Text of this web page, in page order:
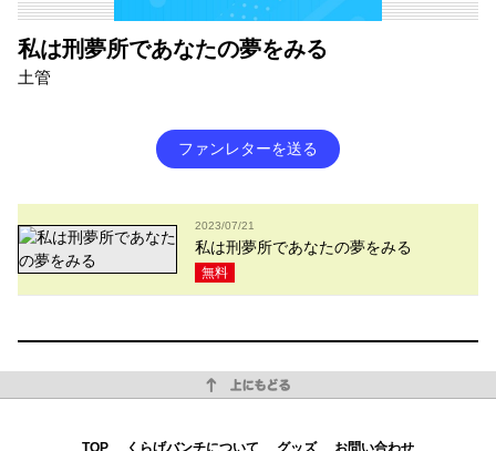
私は刑夢所であなたの夢をみる
土管
ファンレターを送る
2023/07/21
私は刑夢所であなたの夢をみる
無料
TOP くらげバンチについて グッズ お問い合わせ